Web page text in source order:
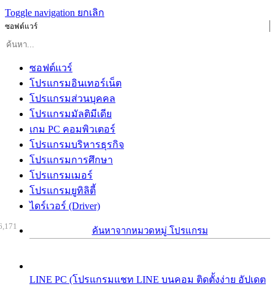
Toggle navigation ยกเลิก
ซอฟต์แวร์
ซอฟต์แวร์
โปรแกรมอินเทอร์เน็ต
โปรแกรมส่วนบุคคล
โปรแกรมมัลติมีเดีย
เกม PC คอมพิวเตอร์
โปรแกรมบริหารธุรกิจ
โปรแกรมการศึกษา
โปรแกรมเมอร์
โปรแกรมยูทิลิตี้
ไดร์เวอร์ (Driver)
ค้นหาจากหมวดหมู่ โปรแกรม
LINE PC (โปรแกรมแชท LINE บนคอม ติดตั้งง่าย อัปเดต